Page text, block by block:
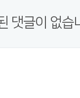
댓글이 없습